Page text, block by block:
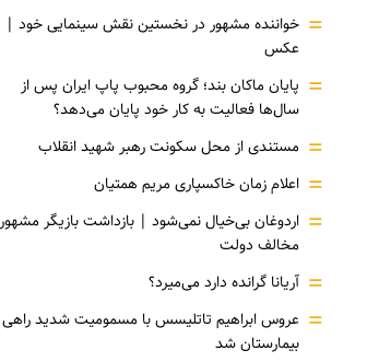
= خواننده مشهور در نخستین نقش سینمایی خود |‌
عکس
= پایان ماکان بند؛ گروه محبوب پاپ ایران پس از
سال‌ها فعالیت به کار خود پایان می‌دهد؟
= مستندی از محل سکونت رهبر شهید انقلاب
= اعلام زمان خاکسپاری مریم همتیان
= اردوغان بی‌خیال نمی‌شود | بازداشت بازیگر مشهور
مخالف دولت
= آریانا گرانده دارد می‌میرد؟
= عروس ابراهیم تاتلیسس با مسمومیت شدید راهی
بیمارستان شد